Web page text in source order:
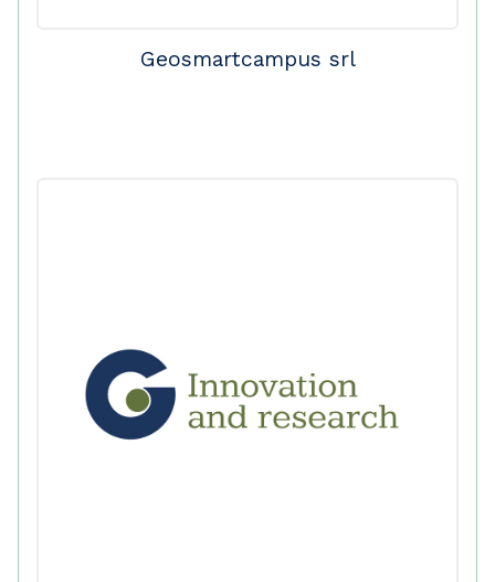
Geosmartcampus srl